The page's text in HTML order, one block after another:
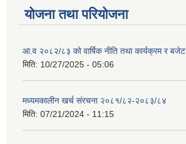
योजना तथा परियोजना
आ.व २०८२/८३ को वार्षिक नीति तथा कार्यक्रम र बजेट
मिति: 10/27/2025 - 05:06
मध्यमकालीन खर्च संरचना २०८१/८२-२०८३/८४
मिति: 07/21/2024 - 11:15